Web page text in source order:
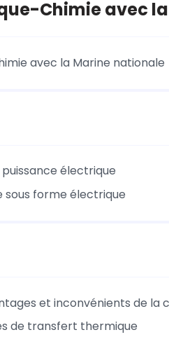
Chimie avec
avec la Marine nationale
électrique
sous forme électrique
et inconvénients de la
de transfert thermique